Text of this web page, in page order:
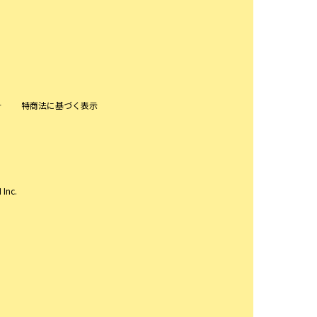
特商法に基づく表示
Inc.